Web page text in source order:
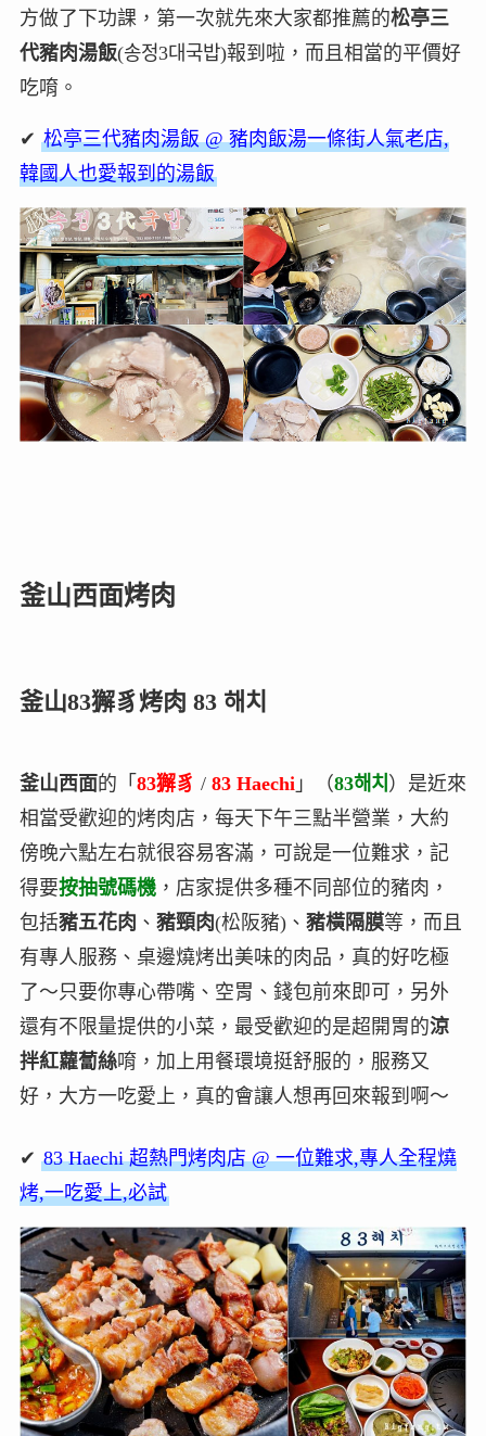
方做了下功課，第一次就先來大家都推薦的松亭三
代豬肉湯飯(송정3대국밥)報到啦，而且相當的平價好
吃唷。
✔ 松亭三代豬肉湯飯 @ 豬肉飯湯一條街人氣老店,
韓國人也愛報到的湯飯
釜山西面烤肉
釜山83獬豸烤肉 83 해치
釜山西面的「 83獬豸 / 83 Haechi」（83해치 ）是近來
相當受歡迎的烤肉店，每天下午三點半營業，大約
傍晚六點左右就很容易客滿，可說是一位難求，記
得要按抽號碼機，店家提供多種不同部位的豬肉，
包括豬五花肉 、 豬頸肉(松阪豬)、 豬橫隔膜等，而且
有專人服務、桌邊燒烤出美味的肉品，真的好吃極
了～只要你專心帶嘴、空胃、錢包前來即可，另外
還有不限量提供的小菜，最受歡迎的是超開胃的涼
拌紅蘿蔔絲唷，加上用餐環境挺舒服的，服務又
好，大方一吃愛上，真的會讓人想再回來報到啊～
✔ 83 Haechi 超熱門烤肉店 @ 一位難求,專人全程燒
烤,一吃愛上,必試